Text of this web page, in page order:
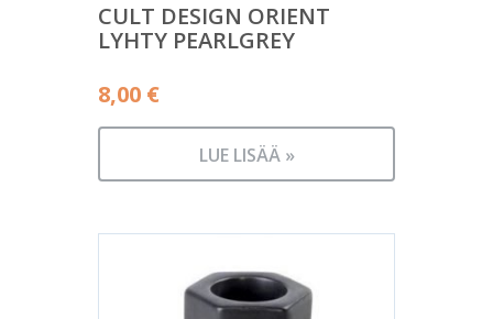
CULT DESIGN ORIENT
LYHTY PEARLGREY
8,00 €
LUE LISÄÄ »